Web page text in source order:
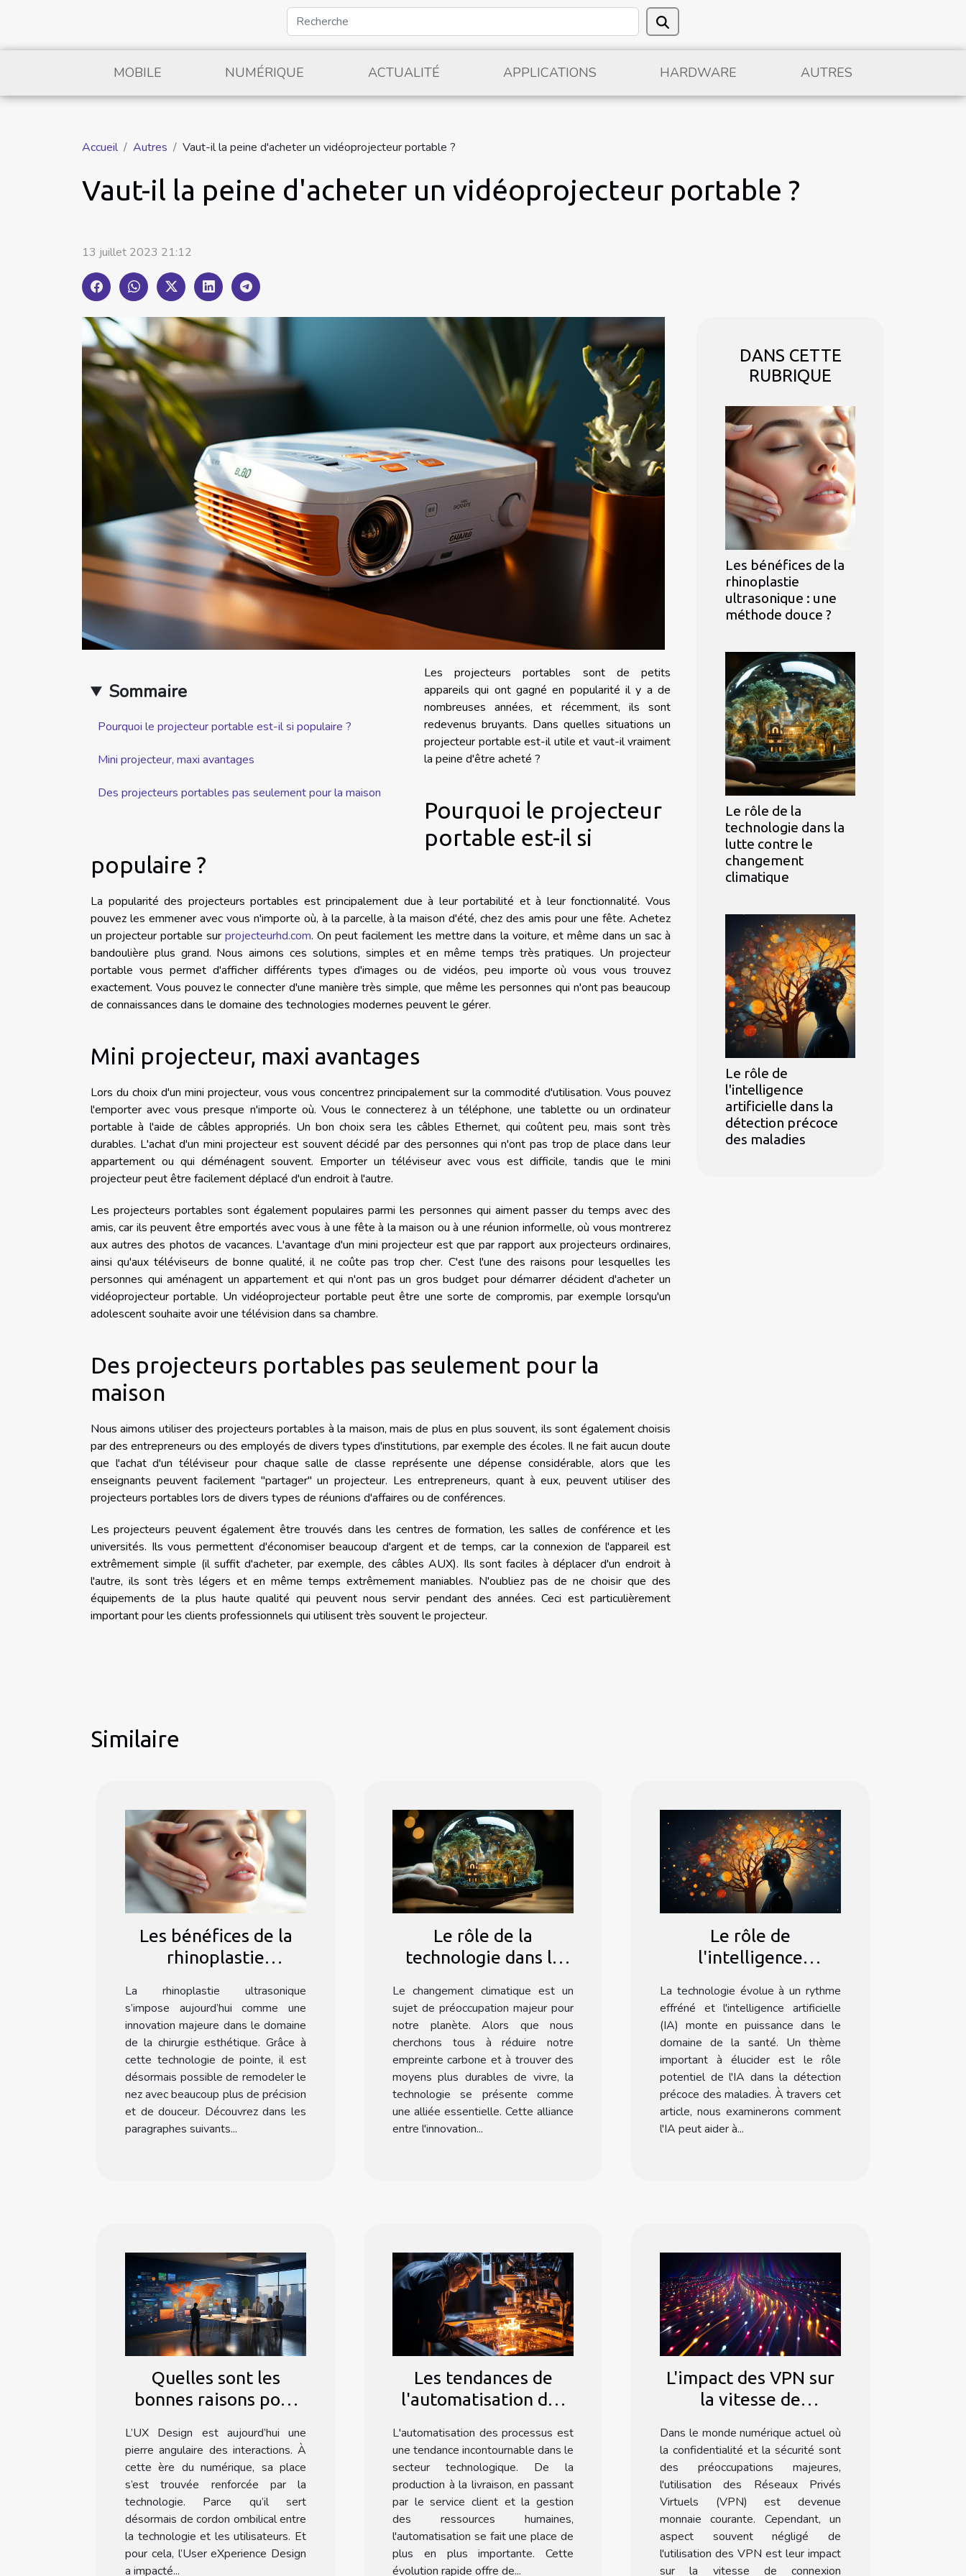
MOBILE NUMÉRIQUE ACTUALITÉ APPLICATIONS HARDWARE AUTRES
Accueil Autres Vaut-il la peine d'acheter un vidéoprojecteur portable ?
Vaut-il la peine d'acheter un vidéoprojecteur portable ?
13 juillet 2023 21:12
Sommaire
Pourquoi le projecteur portable est-il si populaire ?
Mini projecteur, maxi avantages
Des projecteurs portables pas seulement pour la maison
Les projecteurs portables sont de petits
appareils qui ont gagné en popularité il y a de
nombreuses années, et récemment, ils sont
redevenus bruyants. Dans quelles situations un
projecteur portable est-il utile et vaut-il vraiment
la peine d'être acheté ?
Pourquoi le projecteur
portable est-il si
populaire ?
La popularité des projecteurs portables est principalement due à leur portabilité et à leur fonctionnalité. Vous
pouvez les emmener avec vous n'importe où, à la parcelle, à la maison d'été, chez des amis pour une fête. Achetez
un projecteur portable sur projecteurhd.com. On peut facilement les mettre dans la voiture, et même dans un sac à
bandoulière plus grand. Nous aimons ces solutions, simples et en même temps très pratiques. Un projecteur
portable vous permet d'afficher différents types d'images ou de vidéos, peu importe où vous vous trouvez
exactement. Vous pouvez le connecter d'une manière très simple, que même les personnes qui n'ont pas beaucoup
de connaissances dans le domaine des technologies modernes peuvent le gérer.
Mini projecteur, maxi avantages
Lors du choix d'un mini projecteur, vous vous concentrez principalement sur la commodité d'utilisation. Vous pouvez
l'emporter avec vous presque n'importe où. Vous le connecterez à un téléphone, une tablette ou un ordinateur
portable à l'aide de câbles appropriés. Un bon choix sera les câbles Ethernet, qui coûtent peu, mais sont très
durables. L'achat d'un mini projecteur est souvent décidé par des personnes qui n'ont pas trop de place dans leur
appartement ou qui déménagent souvent. Emporter un téléviseur avec vous est difficile, tandis que le mini
projecteur peut être facilement déplacé d'un endroit à l'autre.
Les projecteurs portables sont également populaires parmi les personnes qui aiment passer du temps avec des
amis, car ils peuvent être emportés avec vous à une fête à la maison ou à une réunion informelle, où vous montrerez
aux autres des photos de vacances. L'avantage d'un mini projecteur est que par rapport aux projecteurs ordinaires,
ainsi qu'aux téléviseurs de bonne qualité, il ne coûte pas trop cher. C'est l'une des raisons pour lesquelles les
personnes qui aménagent un appartement et qui n'ont pas un gros budget pour démarrer décident d'acheter un
vidéoprojecteur portable. Un vidéoprojecteur portable peut être une sorte de compromis, par exemple lorsqu'un
adolescent souhaite avoir une télévision dans sa chambre.
Des projecteurs portables pas seulement pour la
maison
Nous aimons utiliser des projecteurs portables à la maison, mais de plus en plus souvent, ils sont également choisis
par des entrepreneurs ou des employés de divers types d'institutions, par exemple des écoles. Il ne fait aucun doute
que l'achat d'un téléviseur pour chaque salle de classe représente une dépense considérable, alors que les
enseignants peuvent facilement "partager" un projecteur. Les entrepreneurs, quant à eux, peuvent utiliser des
projecteurs portables lors de divers types de réunions d'affaires ou de conférences.
Les projecteurs peuvent également être trouvés dans les centres de formation, les salles de conférence et les
universités. Ils vous permettent d'économiser beaucoup d'argent et de temps, car la connexion de l'appareil est
extrêmement simple (il suffit d'acheter, par exemple, des câbles AUX). Ils sont faciles à déplacer d'un endroit à
l'autre, ils sont très légers et en même temps extrêmement maniables. N'oubliez pas de ne choisir que des
équipements de la plus haute qualité qui peuvent nous servir pendant des années. Ceci est particulièrement
important pour les clients professionnels qui utilisent très souvent le projecteur.
DANS CETTE
RUBRIQUE
Les bénéfices de la
rhinoplastie
ultrasonique : une
méthode douce ?
Le rôle de la
technologie dans la
lutte contre le
changement
climatique
Le rôle de
l'intelligence
artificielle dans la
détection précoce
des maladies
Similaire
Les bénéfices de la
rhinoplastie
méthode douce ?
La rhinoplastie ultrasonique
s’impose aujourd’hui comme une
innovation majeure dans le domaine
de la chirurgie esthétique. Grâce à
cette technologie de pointe, il est
désormais possible de remodeler le
nez avec beaucoup plus de précision
et de douceur. Découvrez dans les
paragraphes suivants...
Le rôle de la
technologie dans la
changement
climatique
Le changement climatique est un
sujet de préoccupation majeur pour
notre planète. Alors que nous
cherchons tous à réduire notre
empreinte carbone et à trouver des
moyens plus durables de vivre, la
technologie se présente comme
une alliée essentielle. Cette alliance
entre l'innovation...
Le rôle de
l'intelligence
détection précoce des
maladies
La technologie évolue à un rythme
effréné et l'intelligence artificielle
(IA) monte en puissance dans le
domaine de la santé. Un thème
important à élucider est le rôle
potentiel de l'IA dans la détection
précoce des maladies. À travers cet
article, nous examinerons comment
l'IA peut aider à...
Quelles sont les
bonnes raisons pour
Design ?
L’UX Design est aujourd’hui une
pierre angulaire des interactions. À
cette ère du numérique, sa place
s’est trouvée renforcée par la
technologie. Parce qu’il sert
désormais de cordon ombilical entre
la technologie et les utilisateurs. Et
pour cela, l’User eXperience Design
a impacté...
Les tendances de
l'automatisation des
secteur technologique
avec Formation Make
L'automatisation des processus est
une tendance incontournable dans le
secteur technologique. De la
production à la livraison, en passant
par le service client et la gestion
des ressources humaines,
l'automatisation se fait une place de
plus en plus importante. Cette
évolution rapide offre de...
L'impact des VPN sur
la vitesse de
Dans le monde numérique actuel où
la confidentialité et la sécurité sont
des préoccupations majeures,
l'utilisation des Réseaux Privés
Virtuels (VPN) est devenue
monnaie courante. Cependant, un
aspect souvent négligé de
l'utilisation des VPN est leur impact
sur la vitesse de connexion